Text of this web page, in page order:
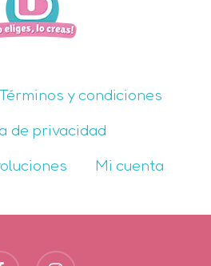
y condiciones
de privacidad
Mi cuenta
instagram